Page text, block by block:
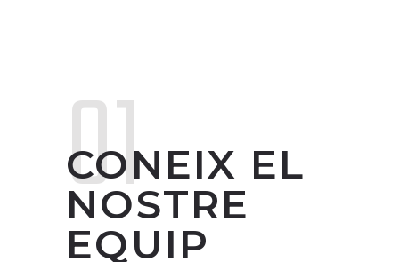
CONEIX EL
NOSTRE
EQUIP
01